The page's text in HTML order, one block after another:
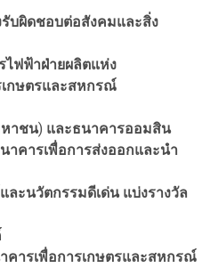
รับผิดชอบต่อสังคมและสิ่ง
ไฟฟ้าฝ่ายผลิตแห่ง
กษตรและสหกรณ์
าชน) และธนาคารออมสิน
าคารเพื่อการส่งออกและนำ
ละนวัตกรรมดีเด่น แบ่งรางวัล
คารเพื่อการเกษตรและสหกรณ์